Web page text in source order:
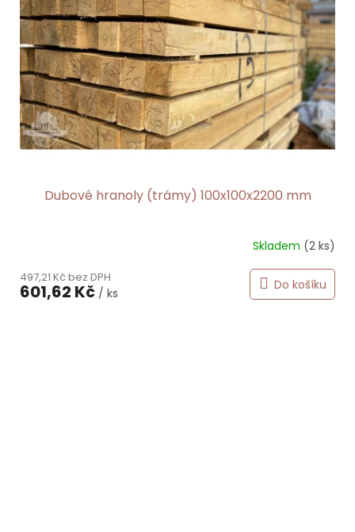
Dubové hranoly (trámy) 100x100x2200 mm
Skladem (2 ks)
497,21 Kč bez DPH
601,62 Kč / ks
Do košíku